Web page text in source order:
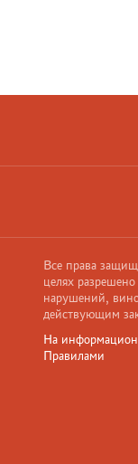
Все права
целях
нарушений,
действующим
На
Правилами